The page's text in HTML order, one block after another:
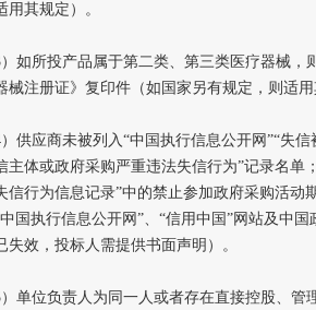
用其规定）。
所投产品属于第二类、第三类医疗器械，
械注册证》复印件（如国家另有规定，则适用
应商未被列入“中国执行信息公开网”“失信
主体或政府采购严重违法失信行为”记录名单
信行为信息记录”中的禁止参加政府采购活动
国执行信息公开网”、“信用中国”网站及中
失效，投标人需提供书面声明）。
位负责人为同一人或者存在直接控股、管